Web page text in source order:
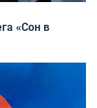
«Сон в